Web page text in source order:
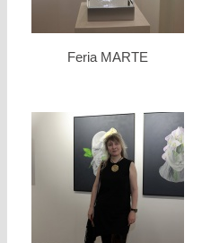
Feria MARTE